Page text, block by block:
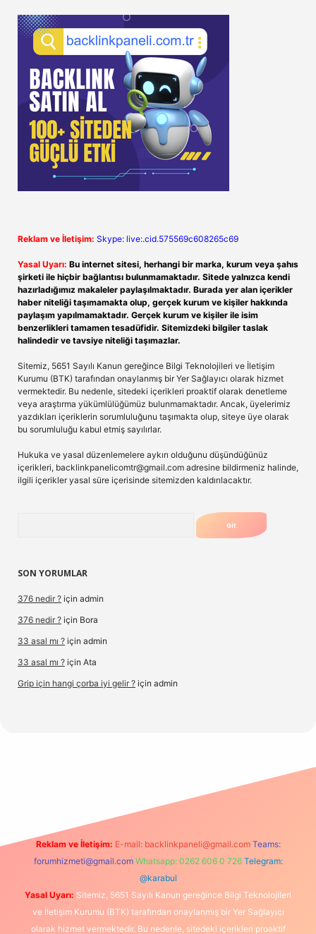
Reklam ve İletişim: Skype: live:.cid.575569c608265c69
Yasal Uyarı: Bu internet sitesi, herhangi bir marka, kurum veya şahıs
şirketi ile hiçbir bağlantısı bulunmamaktadır. Sitede yalnızca kendi
hazırladığımız makaleler paylaşılmaktadır. Burada yer alan içerikler
haber niteliği taşımamakta olup, gerçek kurum ve kişiler hakkında
paylaşım yapılmamaktadır. Gerçek kurum ve kişiler ile isim
benzerlikleri tamamen tesadüfidir. Sitemizdeki bilgiler taslak
halindedir ve tavsiye niteliği taşımazlar.
Sitemiz, 5651 Sayılı Kanun gereğince Bilgi Teknolojileri ve İletişim
Kurumu (BTK) tarafından onaylanmış bir Yer Sağlayıcı olarak hizmet
vermektedir. Bu nedenle, sitedeki içerikleri proaktif olarak denetleme
veya araştırma yükümlülüğümüz bulunmamaktadır. Ancak, üyelerimiz
yazdıkları içeriklerin sorumluluğunu taşımakta olup, siteye üye olarak
bu sorumluluğu kabul etmiş sayılırlar.
Hukuka ve yasal düzenlemelere aykırı olduğunu düşündüğünüz
içerikleri, backlinkpanelicomtr@gmail.com adresine bildirmeniz halinde,
ilgili içerikler yasal süre içerisinde sitemizden kaldırılacaktır.
SON YORUMLAR
376 nedir ? için admin
376 nedir ? için Bora
33 asal mı ? için admin
33 asal mı ? için Ata
Grip için hangi çorba iyi gelir ? için admin
Reklam ve İletişim: E-mail: backlinkpaneli@gmail.com Teams:
forumhizmeti@gmail.com Whatsapp: 0262 606 0 726 Telegram:
@karabul
Yasal Uyarı: Sitemiz, 5651 Sayılı Kanun gereğince Bilgi Teknolojileri
ve İletişim Kurumu (BTK) tarafından onaylanmış bir Yer Sağlayıcı
olarak hizmet vermektedir. Bu nedenle, sitedeki içerikleri proaktif